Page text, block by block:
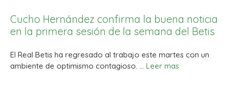
Cucho Hernández confirma la buena noticia
en la primera sesión de la semana del Betis
El Real Betis ha regresado al trabajo este martes con un
ambiente de optimismo contagioso. … Leer mas